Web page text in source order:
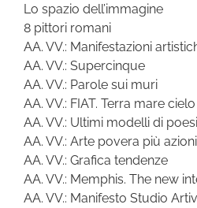
Lo spazio dell’immagine
8 pittori romani
AA. VV.: Manifestazioni
AA. VV.: Supercinque
AA. VV.: Parole sui muri
AA. VV.: FIAT. Terra mare cielo
AA. VV.: Ultimi modelli di
AA. VV.: Arte povera più
AA. VV.: Grafica tendenze
AA. VV.: Memphis. The new
AA. VV.: Manifesto Studio